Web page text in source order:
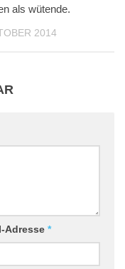
als wütende.
2014
Adresse *